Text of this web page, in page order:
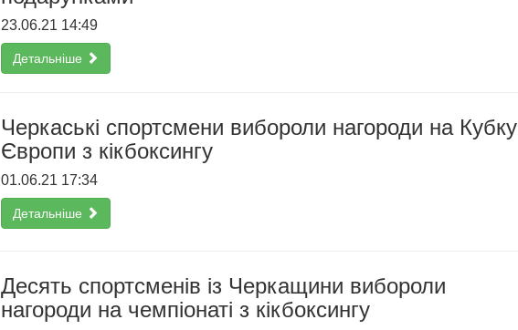
23.06.21 14:49
Детальніше
Черкаські спортсмени вибороли нагороди на Кубку
Європи з кікбоксингу
01.06.21 17:34
Детальніше
Десять спортсменів із Черкащини вибороли
нагороди на чемпіонаті з кікбоксингу